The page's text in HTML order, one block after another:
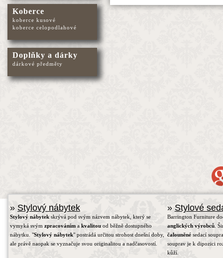
Koberce
koberce kusové
koberce celopodlahové
Doplňky a dárky
dárkové předměty
» Stylový nábytek
Stylový nábytek skrývá pod svým názvem nábytek, který se
vymyká svým zpracováním a kvalitou od běžně dostupného
nábytku. "Stylový nábytek" postrádá určitou strohost dnešní doby,
ale právě naopak se vyznačuje svou originalitou a nadčasovostí.
» Stylové
Barrington Furniture
anglických výrobců.
čalouněnésedací
souprav je k dipozici
kůží.